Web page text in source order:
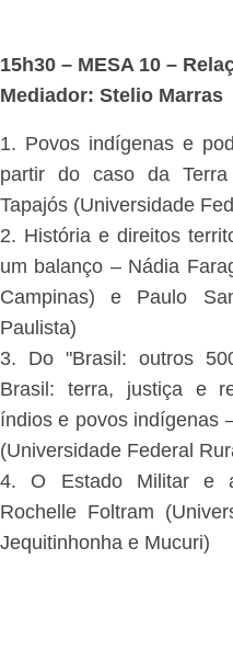
15h30 – MESA 10 –
Mediador: Stelio Marras
1. Povos indígenas e
partir do caso da
Tapajós (Universidade
2. História e direitos
um balanço – Nádia
Campinas) e Paulo
Paulista)
3. Do "Brasil: outros
Brasil: terra, justiça e
índios e povos indígenas
(Universidade Federal
4. O Estado Militar e
Rochelle Foltram
Jequitinhonha e Mucuri)